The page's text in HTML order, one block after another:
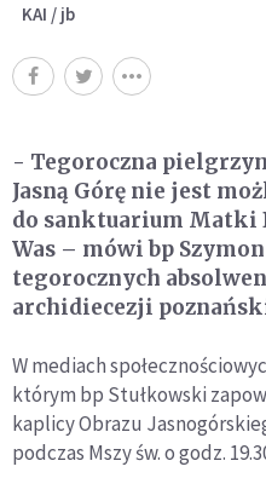
KAI / jb
- Tegoroczna
Jasną Górę nie jest
do sanktuarium Matki
Was – mówi bp
tegorocznych
archidiecezji
W mediach
którym bp Stułkowski
kaplicy Obrazu
podczas Mszy św. o godz.